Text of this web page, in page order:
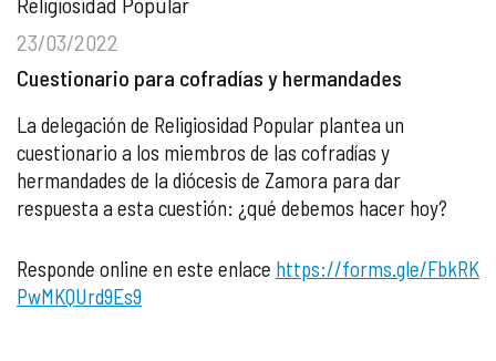
23/03/2022
Cuestionario para cofradías y hermandades
La delegación de Religiosidad Popular plantea un
cuestionario a los miembros de las cofradías y
hermandades de la diócesis de Zamora para dar
respuesta a esta cuestión: ¿qué debemos hacer hoy?
Responde online en este enlace https://forms.gle/FbkRK
PwMKQUrd9Es9